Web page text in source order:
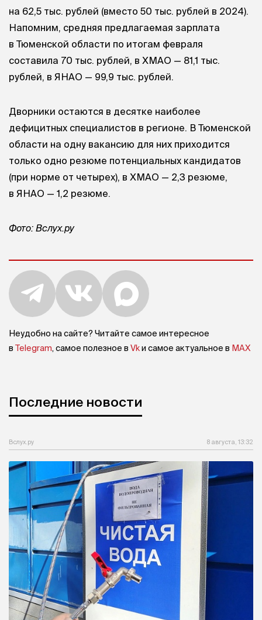
на 62,5 тыс. рублей (вместо 50 тыс. рублей в 2024).
Напомним, средняя предлагаемая зарплата
в Тюменской области по итогам февраля
составила 70 тыс. рублей, в ХМАО — 81,1 тыс.
рублей, в ЯНАО — 99,9 тыс. рублей.
Дворники остаются в десятке наиболее
дефицитных специалистов в регионе. В Тюменской
области на одну вакансию для них приходится
только одно резюме потенциальных кандидатов
(при норме от четырех), в ХМАО — 2,3 резюме,
в ЯНАО — 1,2 резюме.
Фото: Вслух.ру
Неудобно на сайте? Читайте самое интересное
в Telegram, самое полезное в Vkи самое актуальное в MAX
Последние новости
Вслух.ру 8 августа, 13:32